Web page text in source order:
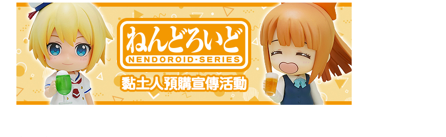
選擇類型
【再販】 黏土人 小紅 - 預定於2026年04月發售
預購期間：2025年11月11日~至 (JST)2025年12月24日
2026年04月發售・每人限購3個